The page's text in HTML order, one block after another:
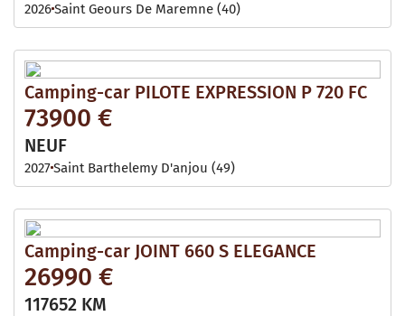
2026Saint Geours De Maremne (40)
Camping-car PILOTE EXPRESSION P 720 FC
73900 €
NEUF
2027Saint Barthelemy D'anjou (49)
Camping-car JOINT 660 S ELEGANCE
26990 €
117652 KM